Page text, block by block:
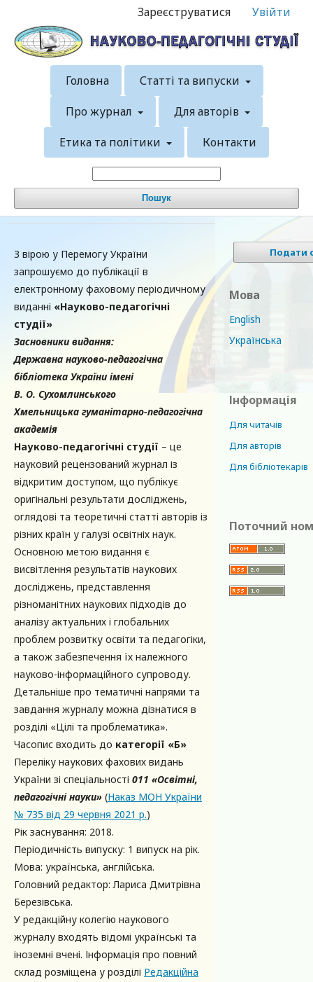
Головна
Статті та випуски
Про журнал
Для авторів
Етика та політики
Контакти
Пошук
Зареєструватися Увійти
З вірою у Перемогу України
запрошуємо до публікації в
електронному фаховому періодичному
виданні «Науково-педагогічні
студії»
Засновники видання:
Державна науково-педагогічна
бібліотека України імені
В. О. Сухомлинського
Хмельницька гуманітарно-педагогічна
академія
Науково-педагогічні студії – це
науковий рецензований журнал із
відкритим доступом, що публікує
оригінальні результати досліджень,
оглядові та теоретичні статті авторів із
різних країн у галузі освітніх наук.
Основною метою видання є
висвітлення результатів наукових
досліджень, представлення
різноманітних наукових підходів до
аналізу актуальних і глобальних
проблем розвитку освіти та педагогіки,
а також забезпечення їх належного
науково-інформаційного супроводу.
Детальніше про тематичні напрями та
завдання журналу можна дізнатися в
розділі «Цілі та проблематика».
Часопис входить до категорії «Б»
Переліку наукових фахових видань
України зі спеціальності 011 «Освітні,
педагогічні науки» (Наказ МОН України
№ 735 від 29 червня 2021 р.)
Рік заснування: 2018.
Періодичність випуску: 1 випуск на рік.
Мова: українська, англійська.
Головний редактор: Лариса Дмитрівна
Березівська.
У редакційну колегію наукового
журналу входять відомі українські та
іноземні вчені. Інформація про повний
склад розміщена у розділі Редакційна
Подати
Мова
English
Українська
Інформація
Для читачів
Для авторів
Для бібліотекарів
Поточний